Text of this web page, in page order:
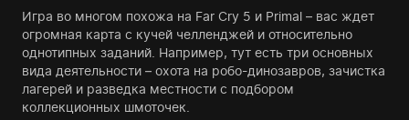
Игра во многом похожа на Far Cry 5 и Primal – вас ждет
огромная карта с кучей челленджей и относительно
однотипных заданий. Например, тут есть три основных
вида деятельности – охота на робо-динозавров, зачистка
лагерей и разведка местности с подбором
коллекционных шмоточек.